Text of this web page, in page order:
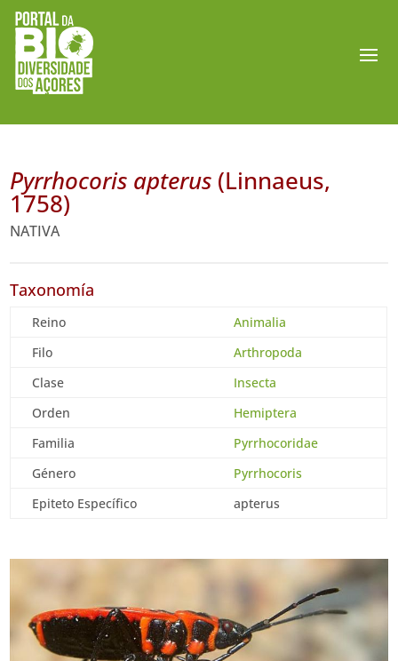
Pyrrhocoris apterus (Linnaeus,
1758)
NATIVA
Taxonomía
Reino
Animalia
Filo
Arthropoda
Clase
Insecta
Orden
Hemiptera
Familia
Pyrrhocoridae
Género
Pyrrhocoris
Epiteto Específico
apterus